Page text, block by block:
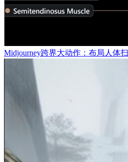
Midjourney跨界大动作：布局人体